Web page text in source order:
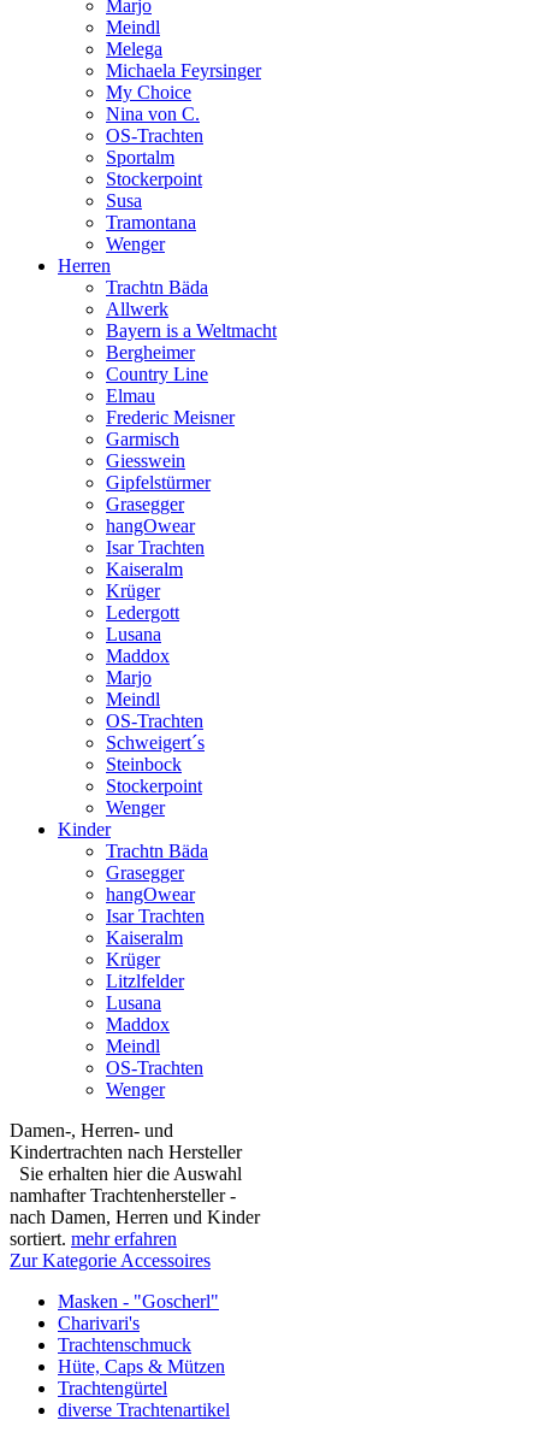
Marjo
Meindl
Melega
Michaela Feyrsinger
My Choice
Nina von C.
OS-Trachten
Sportalm
Stockerpoint
Susa
Tramontana
Wenger
Herren
Trachtn Bäda
Allwerk
Bayern is a Weltmacht
Bergheimer
Country Line
Elmau
Frederic Meisner
Garmisch
Giesswein
Gipfelstürmer
Grasegger
hangOwear
Isar Trachten
Kaiseralm
Krüger
Ledergott
Lusana
Maddox
Marjo
Meindl
OS-Trachten
Schweigert´s
Steinbock
Stockerpoint
Wenger
Kinder
Trachtn Bäda
Grasegger
hangOwear
Isar Trachten
Kaiseralm
Krüger
Litzlfelder
Lusana
Maddox
Meindl
OS-Trachten
Wenger
Damen-, Herren- und
Kindertrachten nach Hersteller
Sie erhalten hier die Auswahl
namhafter Trachtenhersteller -
nach Damen, Herren und Kinder
sortiert. mehr erfahren
Zur Kategorie Accessoires
Masken - "Goscherl"
Charivari's
Trachtenschmuck
Hüte, Caps & Mützen
Trachtengürtel
diverse Trachtenartikel